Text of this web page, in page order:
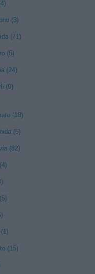
(3)
(71)
(5)
(24)
(9)
(18)
(5)
(82)
(15)